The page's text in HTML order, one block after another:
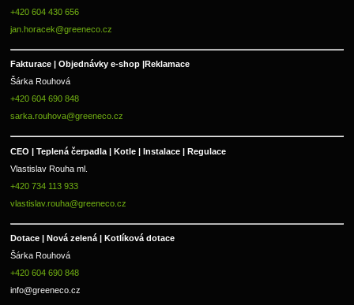
+420 604 430 656
jan.horacek@greeneco.cz
Fakturace | Objednávky e-shop |Reklamace
Šárka Rouhová
+420 604 690 848
sarka.rouhova@greeneco.cz
CEO | Teplená čerpadla | Kotle | Instalace | Regulace
Vlastislav Rouha ml.
+420 734 113 933
vlastislav.rouha@greeneco.cz
Dotace | Nová zelená | Kotlíková dotace
Šárka Rouhová
+420 604 690 848
info@greeneco.cz